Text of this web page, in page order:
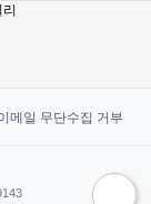
메일 무단수집 거부